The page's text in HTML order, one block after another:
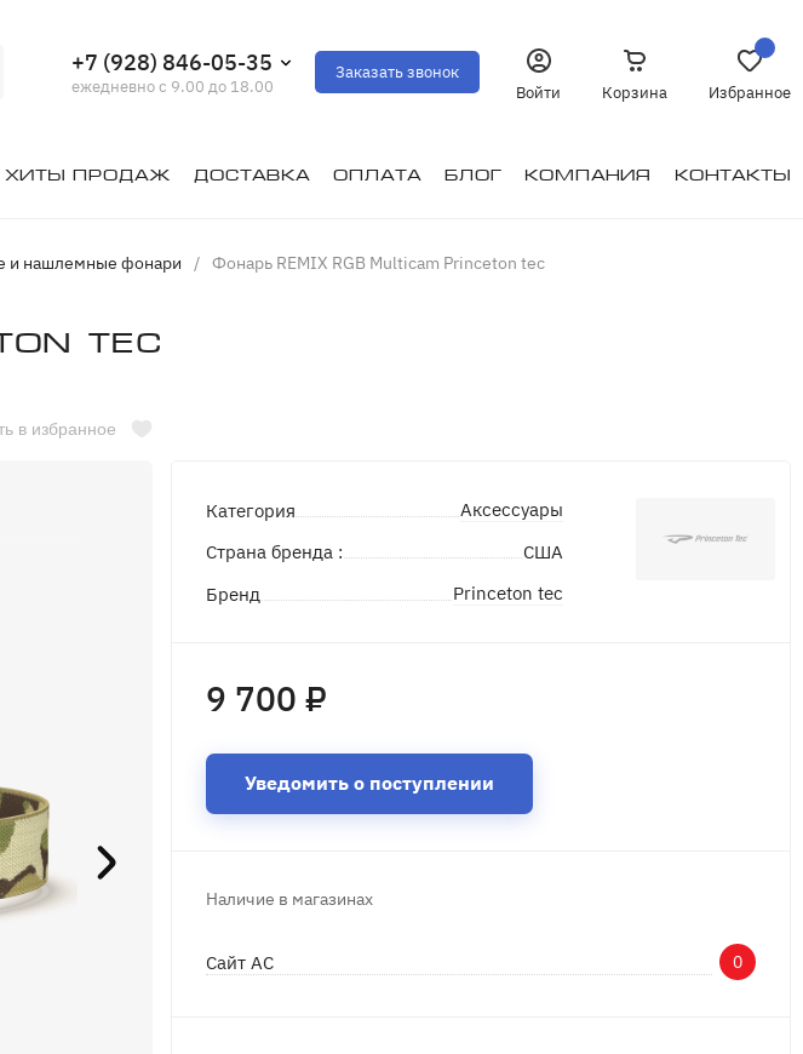
+7 (928) 846-05-35
ежедневно с 9.00 до 18.00
Заказать звонок
Войти
Корзина Избранное
Хиты продаж Доставка Оплата Блог Компания Контакты
и нашлемные фонари / Фонарь REMIX RGB Multicam Princeton tec
tec
в избранное
Категория
Аксессуары
Страна бренда :
США
Бренд
Princeton tec
9 700 ₽
Уведомить о поступлении
Наличие в магазинах
Сайт АС 0